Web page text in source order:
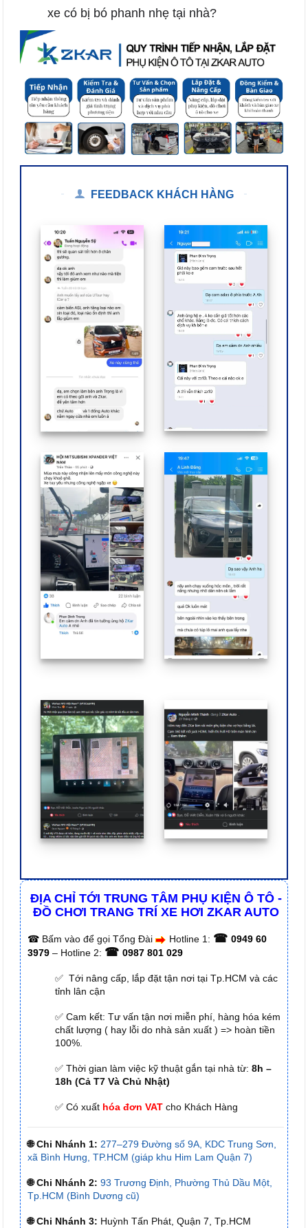
xe có bị bó phanh nhẹ tại nhà?
FEEDBACK KHÁCH HÀNG
ĐỊA CHỈ TỚI TRUNG TÂM PHỤ KIỆN Ô TÔ -
ĐỒ CHƠI TRANG TRÍ XE HƠI ZKAR AUTO
☎ Bấm vào để gọi Tổng Đài Hotline 1: ☎ 0949 60
3979 – Hotline 2: ☎ 0987 801 029
✅ Tới nâng cấp, lắp đặt tận nơi tại Tp.HCM và các
tỉnh lân cận
✅ Cam kết: Tư vấn tận nơi miễn phí, hàng hóa kém
chất lượng ( hay lỗi do nhà sản xuất ) => hoàn tiền
100%.
✅ Thời gian làm việc kỹ thuật gắn tại nhà từ: 8h –
18h (Cả T7 Và Chủ Nhật)
✅ Có xuất hóa đơn VAT cho Khách Hàng
🌐 Chi Nhánh 1: 277–279 Đường số 9A, KDC Trung Sơn,
xã Bình Hưng, TP.HCM (giáp khu Him Lam Quận 7)
🌐 Chi Nhánh 2: 93 Trương Định, Phường Thủ Dầu Một,
Tp.HCM (Bình Dương cũ)
🌐 Chi Nhánh 3: Huỳnh Tấn Phát, Quận 7, Tp.HCM